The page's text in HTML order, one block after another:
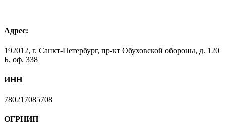
Адрес:
192012, г. Санкт-Петербург, пр-кт Обуховской обороны, д. 120
Б, оф. 338
ИНН
780217085708
ОГРНИП